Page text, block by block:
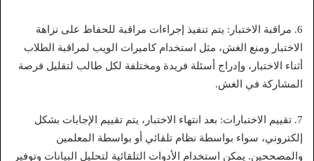
6. مراقبة الاختبار: يتم تنفيذ إجراءات مراقبة للحفاظ على نزاهة
الاختبار ومنع الغش، مثل استخدام كاميرات الويب لمراقبة الطلاب
أثناء الاختبار، وإدراج أسئلة فريدة ومختلفة لكل طالب لتقليل فرصة
المشاركة في الغش.
7. تقييم الاختبارات: بعد انتهاء الاختبار، يتم تقييم الإجابات بشكل
إلكتروني، سواء بواسطة نظام تلقائي أو بواسطة المعلمين
والمصححين. يمكن استخدام الأدوات التلقائية لتحليل البيانات وتوفير